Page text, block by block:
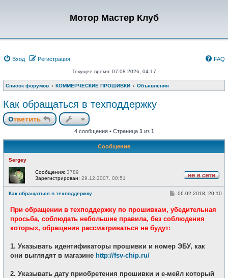
Мотор Мастер Клуб
Вход Регистрация FAQ
Текущее время: 07.08.2026, 04:17
Список форумов КОММЕРЧЕСКИЕ ПРОШИВКИ Объявления
Как обращаться в техподдержку
Ответить
4 сообщения • Страница 1 из 1
Сообщение
Sergey
е
в
с
Сообщения: 3789
Зарегистрирован: 29.12.2007, 00:51
Как обращаться в техподдержку
С
б
щ
06.02.2018, 20:10
При обращении в техподдержку по прошивкам, убедительная
просьба, соблюдать небольшие правила, без соблюдения
которых, обращения рассматриваться не будут:
1. Указывать идентификаторы прошивки и номер ЭБУ, как
они выглядят в магазине http://fsv-chip.ru/
2. Указывать дату приобретения прошивки и е-мейл который